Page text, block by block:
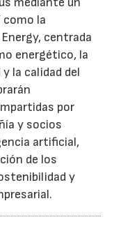
como la
centrada
energético, la
la calidad del
por
y socios
artificial,
de los
y